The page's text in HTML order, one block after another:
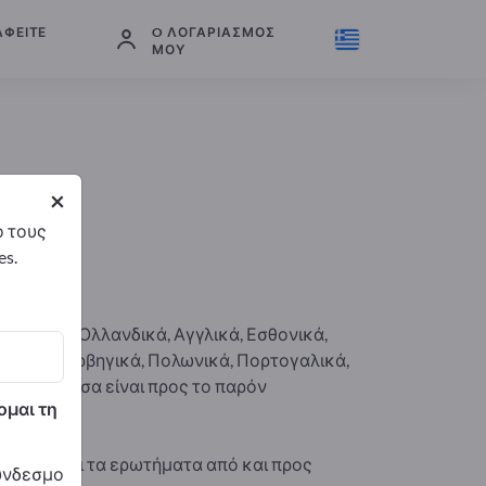
O ΛΟΓΑΡΙΑΣΜΌΣ
ΜΟΥ
Δανικά, Ολλανδικά, Αγγλικά, Εσθονικά,
Νορβηγικά, Πολωνικά, Πορτογαλικά,
γλώσσα είναι προς το παρόν
και τα ερωτήματα από και προς
×
τους
τη